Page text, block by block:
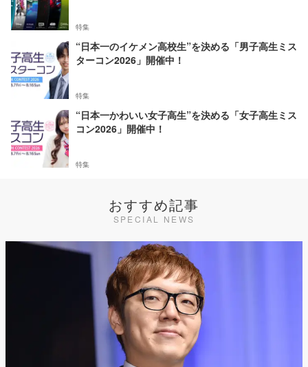
特集
“日本一のイケメン高校生”を決める「男子高生ミス
ターコン2026」開催中！
特集
“日本一かわいい女子高生”を決める「女子高生ミス
コン2026」開催中！
特集
おすすめ記事
SPECIAL NEWS